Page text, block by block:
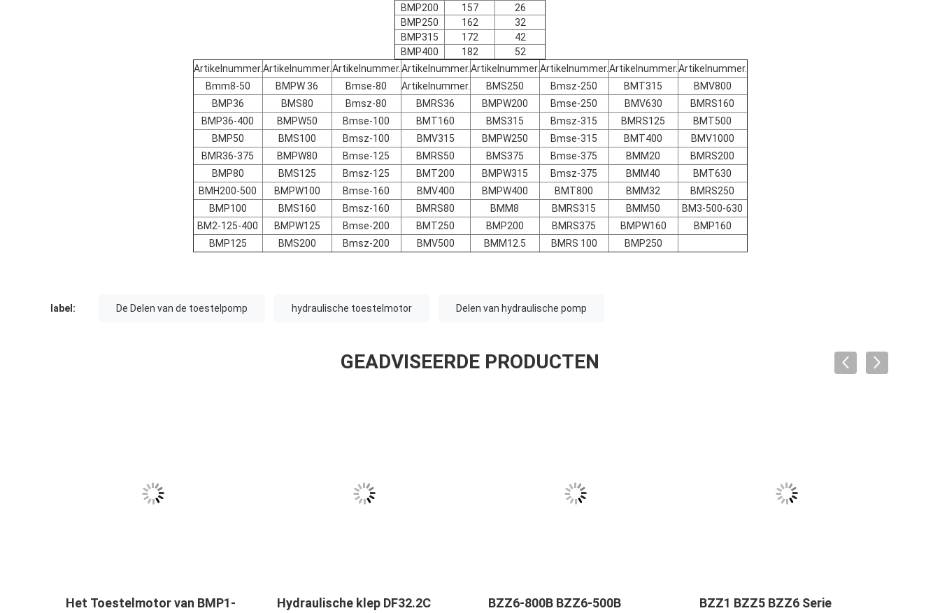
BMP200
157
26
BMP250
162
32
BMP315
172
42
BMP400
182
52
Artikelnummer.Artikelnummer.Artikelnummer.Artikelnummer.Artikelnummer.Artikelnummer.Artikelnummer.Artikelnummer.
Bmm8-50
BMPW 36 Bmse-80 Artikelnummer. BMS250 Bmsz-250 BMT315
BMV800
BMP36
BMS80 Bmsz-80 BMRS36 BMPW200 Bmse-250 BMV630
BMRS160
BMP36-400
BMPW50 Bmse-100 BMT160 BMS315 Bmsz-315 BMRS125
BMT500
BMP50
BMS100 Bmsz-100 BMV315 BMPW250 Bmse-315 BMT400
BMV1000
BMR36-375
BMPW80 Bmse-125 BMRS50 BMS375 Bmse-375 BMM20
BMRS200
BMP80
BMS125 Bmsz-125 BMT200 BMPW315 Bmsz-375 BMM40
BMT630
BMH200-500
BMPW100 Bmse-160 BMV400 BMPW400 BMT800 BMM32
BMRS250
BMP100
BMS160 Bmsz-160 BMRS80 BMM8 BMRS315 BMM50
BM3-500-630
BM2-125-400
BMPW125 Bmse-200 BMT250 BMP200 BMRS375 BMPW160
BMP160
BMP125
BMS200 Bmsz-200 BMV500 BMM12.5 BMRS 100 BMP250
label: De Delen van de toestelpomp hydraulische toestelmotor Delen van hydraulische pomp
GEADVISEERDE PRODUCTEN
Het Toestelmotor van BMP1-
Hydraulische klep DF32.2C
BZZ6-800B BZZ6-500B
BZZ1 BZZ5 BZZ6 Serie